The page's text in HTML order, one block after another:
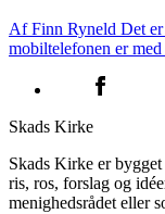
Af Finn Ryneld Det
mobiltelefonen er
Skads Kirke
Skads Kirke er
ris, ros, forslag og
menighedsrådet eller